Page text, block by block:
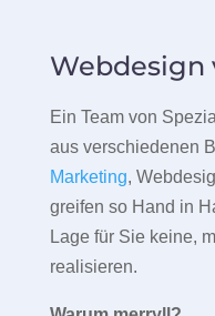
Webdesign
Ein Team von
aus verschiedenen
Marketing,
greifen so Hand in
Lage für Sie keine,
realisieren.